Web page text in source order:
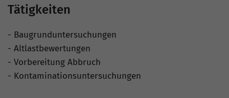
Tätigkeiten
- Baugrunduntersuchungen
- Altlastbewertungen
- Vorbereitung Abbruch
- Kontaminationsuntersuchungen